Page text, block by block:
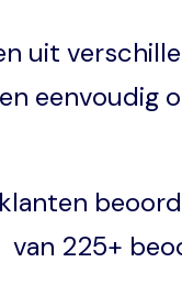
uit
eenvoudig
van 225+